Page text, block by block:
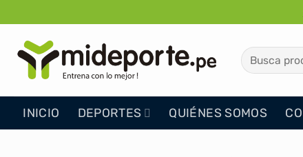
al
contenido
Buscar
por:
INICIO DEPORTES QUIÉNES SOMOS